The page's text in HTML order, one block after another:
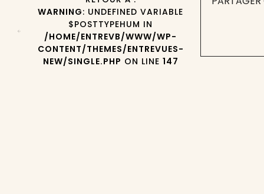
WARNING: UNDEFINED VARIABLE
$POSTTYPEHUM IN
/HOME/ENTREVB/WWW/WP-
CONTENT/THEMES/ENTREVUES-
NEW/SINGLE.PHP ON LINE 147